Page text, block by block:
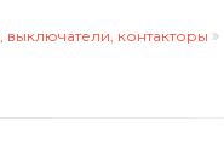
выключатели, контакторы